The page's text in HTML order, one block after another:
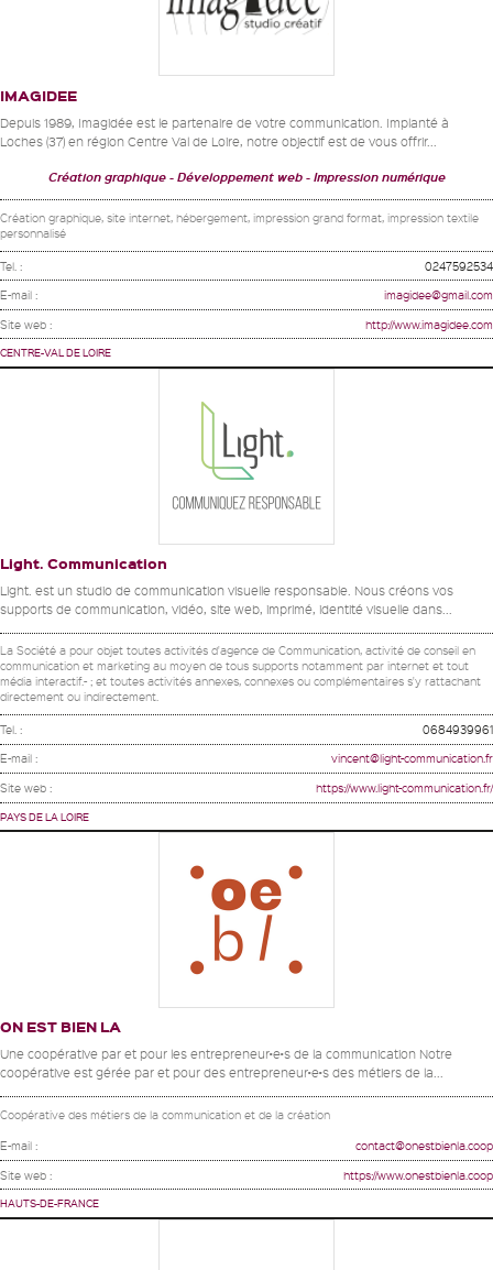
IMAGIDEE
Depuis 1989, Imagidée est le partenaire de votre communication. Implanté à
Loches (37) en région Centre Val de Loire, notre objectif est de vous offrir...
Création graphique Développement web Impression numérique
Création graphique, site internet, hébergement, impression grand format, impression textile
personnalisé
Tel. : 0247592534
E-mail : imagidee@gmail.com
Site web : http://www.imagidee.com
CENTRE-VAL DE LOIRE
Light. Communication
Light. est un studio de communication visuelle responsable. Nous créons vos
supports de communication, vidéo, site web, imprimé, identité visuelle dans...
La Société a pour objet toutes activités d'agence de Communication, activité de conseil en
communication et marketing au moyen de tous supports notamment par internet et tout
média interactif.- ; et toutes activités annexes, connexes ou complémentaires s'y rattachant
directement ou indirectement.
Tel. : 0684939961
E-mail : vincent@light-communication.fr
Site web : https://www.light-communication.fr/
PAYS DE LA LOIRE
ON EST BIEN LA
Une coopérative par et pour les entrepreneur•e•s de la communication Notre
coopérative est gérée par et pour des entrepreneur•e•s des métiers de la...
Coopérative des métiers de la communication et de la création
E-mail : contact@onestbienla.coop
Site web : https://www.onestbienla.coop
HAUTS-DE-FRANCE